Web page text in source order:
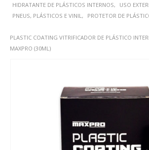
HIDRATANTE DE PLÁSTICOS INTERNOS, USO
PNEUS, PLÁSTICOS E VINIL , PROTETOR DE
PLASTIC COATING VITRIFICADOR DE PLÁSTICO
MAXPRO (30ML)